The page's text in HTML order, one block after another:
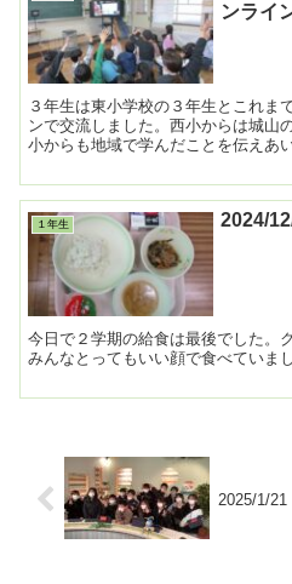
ンライ
３年生は東小学校の３年生とこれま
ンで交流しました。西小からは城山
小からも地域で学んだことを伝えあ
１年生 2024/
今日で２学期の給食は最後でした。
みんなとってもいい顔で食べていまし
2025/1/